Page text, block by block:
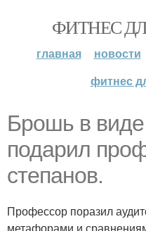
ФИТНЕС
главная новости
фитнес
Брошь в
подарил
степанов.
Профессор поразил